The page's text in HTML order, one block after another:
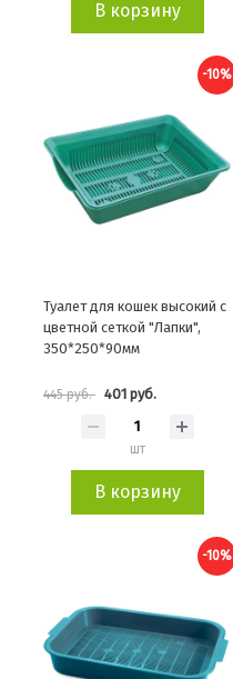
В корзину
-10%
Туалет для кошек высокий с
цветной сеткой "Лапки",
350*250*90мм
445 руб. 401 руб.
шт
В корзину
-10%